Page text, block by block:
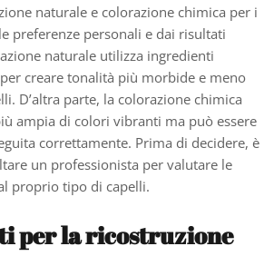
naturale e colorazione chimica per i
preferenze personali e dai risultati
naturale utilizza ingredienti
creare tonalità più morbide e meno
D’altra parte, la colorazione chimica
ampia di colori vibranti ma può essere
correttamente. Prima di decidere, è
un professionista per valutare le
proprio tipo di capelli.
per la ricostruzione